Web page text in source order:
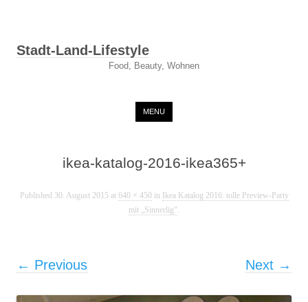
Stadt-Land-Lifestyle
Food, Beauty, Wohnen
MENU
ikea-katalog-2016-ikea365+
Published 30. August 2015at 640 × 450in
Ikea Katalog 2016: tolle Preview-Party
mit „Sinnerlig“.
← Previous Next →